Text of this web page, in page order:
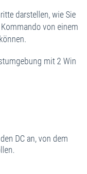
darstellen, wie Sie
von einem
mit 2 Win
DC an, von dem